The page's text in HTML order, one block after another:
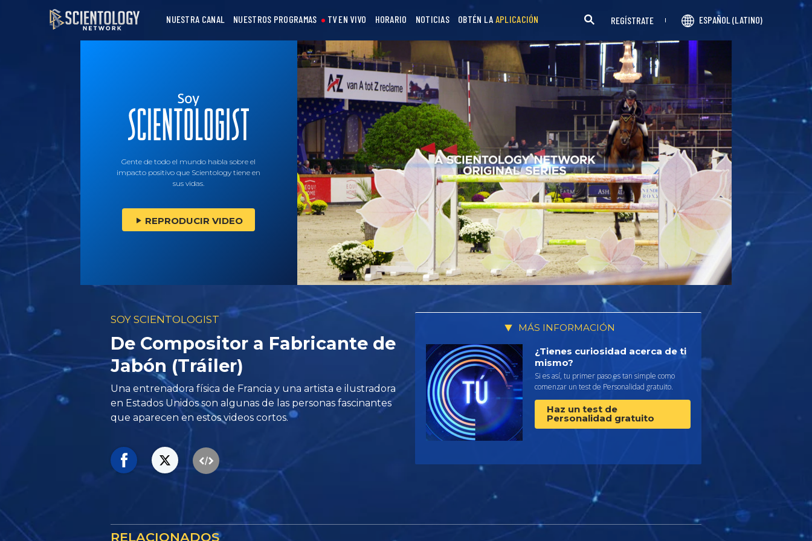
NUESTRA CANAL NUESTROS PROGRAMAS TV EN VIVO HORARIO NOTICIAS OBTÉN LA APLICACIÓN REGÍSTRATE ESPAÑOL (LATINO)
Gente de todo el mundo habla sobre el
impacto positivo que Scientology tiene en
sus vidas.
REPRODUCIR VIDEO
SOY SCIENTOLOGIST
De Compositor a Fabricante de
Jabón (Tráiler)
Una entrenadora física de Francia y una artista e ilustradora
en Estados Unidos son algunas de las personas fascinantes
que aparecen en estos videos cortos.
MÁS INFORMACIÓN
¿Tienes curiosidad acerca de ti
mismo?
Si es así, tu primer paso es tan simple como
comenzar un test de Personalidad gratuito.
Haz un test de
Personalidad gratuito
RELACIONADOS